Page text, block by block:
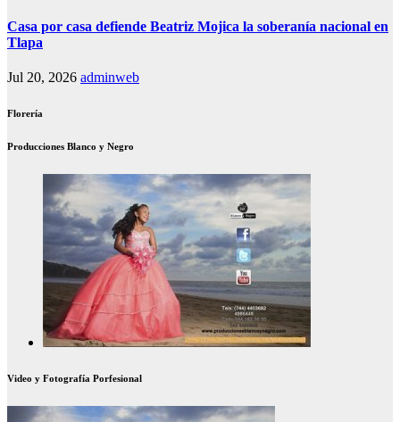
Casa por casa defiende Beatriz Mojica la soberanía nacional en
Tlapa
Jul 20, 2026 adminweb
Florería
Producciones Blanco y Negro
Video y Fotografía Porfesional